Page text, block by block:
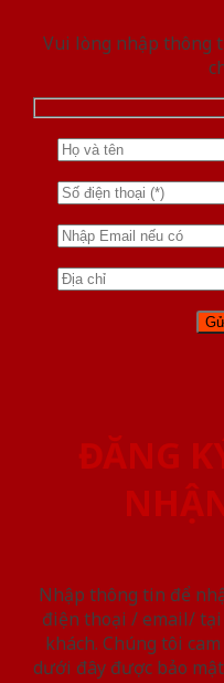
Vui lòng nhập thông
ĐĂNG
Nhập thông tin để
điện thoại / email/
khách. Chúng tôi
dưới đây được bảo mật